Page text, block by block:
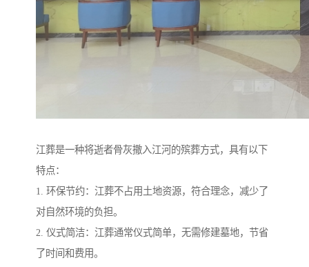
江葬是一种将逝者骨灰撒入江河的殡葬方式，具有以下
特点：
1. 环保节约：江葬不占用土地资源，符合理念，减少了
对自然环境的负担。
2. 仪式简洁：江葬通常仪式简单，无需修建墓地，节省
了时间和费用。